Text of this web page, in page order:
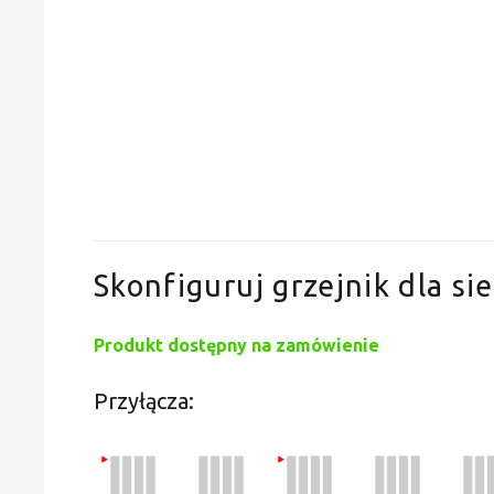
Skonfiguruj grzejnik dla
Produkt dostępny na zamówienie
Przyłącza: